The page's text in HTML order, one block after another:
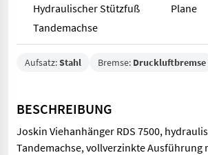
Hydraulischer Stützfuß
Plane
Tandemachse
Aufsatz:Stahl Bremse: Druckluftbremse
BESCHREIBUNG
Joskin Viehanhänger RDS 7500,
Tandemachse, vollverzinkte Ausführung